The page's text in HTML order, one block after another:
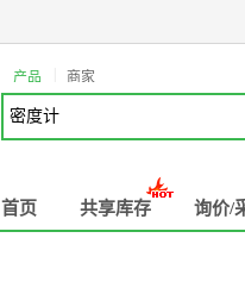
产品 商家
首页 共享库存 询价/